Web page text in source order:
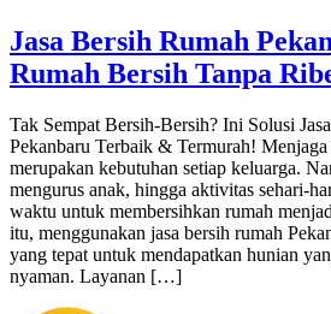
Jasa Bersih Rumah
Rumah Bersih Tanpa
Tak Sempat Bersih-Bersih? Ini Solusi
Pekanbaru Terbaik & Termurah! Menjaga
merupakan kebutuhan setiap keluarga.
mengurus anak, hingga aktivitas sehari-
waktu untuk membersihkan rumah
itu, menggunakan jasa bersih rumah
yang tepat untuk mendapatkan hunian
nyaman. Layanan […]